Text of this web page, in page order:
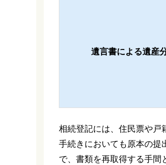
遺言書による遺産
相続登記には、住民票や戸
手続きにおいても原本の提
で、書類を再取得する手間